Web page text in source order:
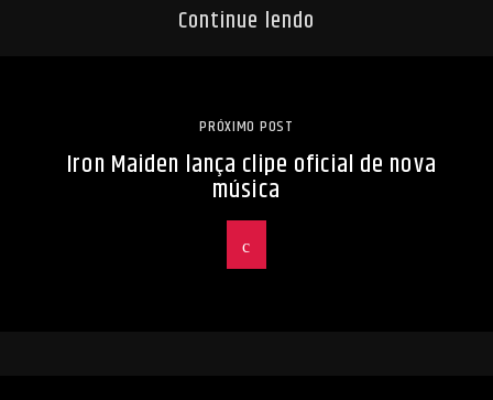
Continue lendo
PRÓXIMO POST
Iron Maiden lança clipe oficial de nova
música